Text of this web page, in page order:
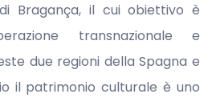
Bragança, il cui obiettivo è
transnazionale e
due regioni della Spagna e
il patrimonio culturale è uno